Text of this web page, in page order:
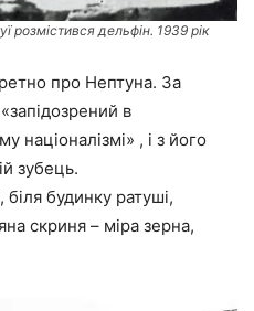
розмістився дельфін. 1939 рік
про Нептуна. За
в
націоналізмі» , і з його
зубець.
будинку ратуші,
скриня – міра зерна,